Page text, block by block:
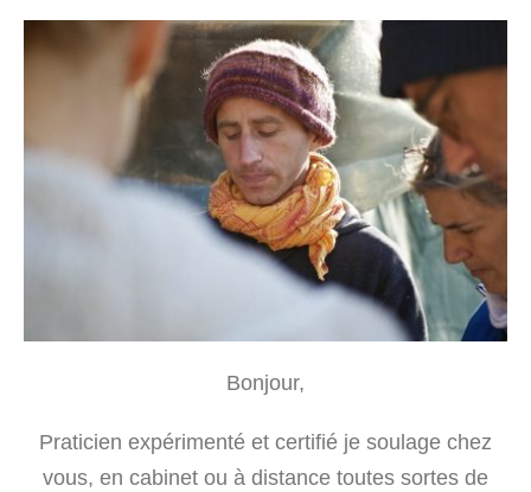
Bonjour,
Praticien expérimenté et certifié je soulage chez
vous, en cabinet ou à distance toutes sortes de